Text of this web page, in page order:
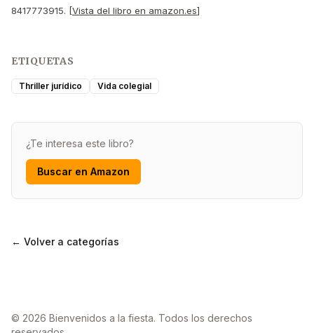
8417773915. [Vista del libro en amazon.es]
ETIQUETAS
Thriller jurídico Vida colegial
¿Te interesa este libro?
Buscar en Amazon
← Volver a categorías
© 2026 Bienvenidos a la fiesta. Todos los derechos